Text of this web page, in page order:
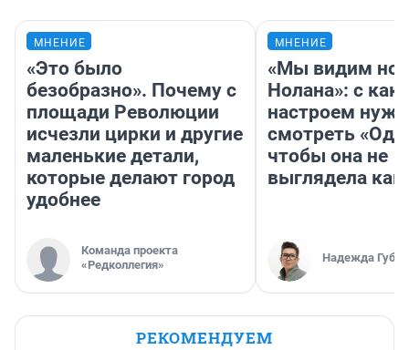
МНЕНИЕ
«Это было
безобразно». Почему с
площади Революции
исчезли цирки и другие
маленькие детали,
которые делают город
удобнее
Команда проекта
«Редколлегия»
МНЕНИЕ
«Мы видим
Нолана»: с
настроем
смотреть
чтобы она не
выглядела как
Надежда
РЕКОМЕНДУЕМ